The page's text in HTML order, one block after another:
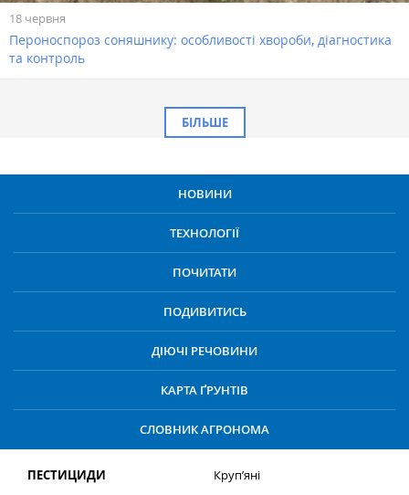
18 червня
Пероноспороз соняшнику: особливості хвороби, діагностика
та контроль
БІЛЬШЕ
НОВИНИ
ТЕХНОЛОГІЇ
ПОЧИТАТИ
ПОДИВИТИСЬ
ДІЮЧІ РЕЧОВИНИ
КАРТА ҐРУНТІВ
СЛОВНИК АГРОНОМА
ПЕСТИЦИДИ
Круп’яні